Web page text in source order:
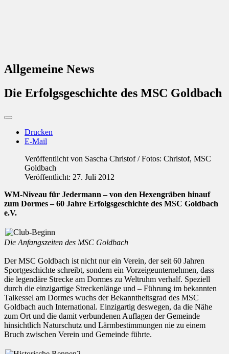
Allgemeine News
Die Erfolgsgeschichte des MSC Goldbach
Drucken
E-Mail
Veröffentlicht von Sascha Christof / Fotos: Christof, MSC
Goldbach
Veröffentlicht: 27. Juli 2012
WM-Niveau für Jedermann – von den Hexengräben hinauf
zum Dormes – 60 Jahre Erfolgsgeschichte des MSC Goldbach
e.V.
Die Anfangszeiten des MSC Goldbach
Der MSC Goldbach ist nicht nur ein Verein, der seit 60 Jahren
Sportgeschichte schreibt, sondern ein Vorzeigeunternehmen, dass
die legendäre Strecke am Dormes zu Weltruhm verhalf. Speziell
durch die einzigartige Streckenlänge und – Führung im bekannten
Talkessel am Dormes wuchs der Bekanntheitsgrad des MSC
Goldbach auch International. Einzigartig deswegen, da die Nähe
zum Ort und die damit verbundenen Auflagen der Gemeinde
hinsichtlich Naturschutz und Lärmbestimmungen nie zu einem
Bruch zwischen Verein und Gemeinde führte.